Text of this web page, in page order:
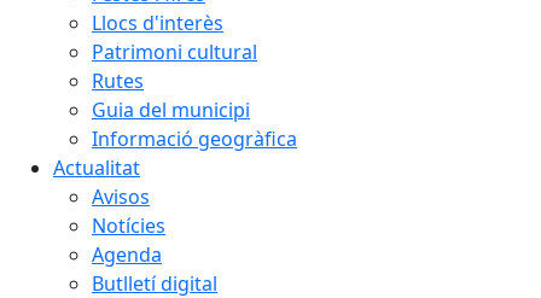
Llocs d'interès
Patrimoni cultural
Rutes
Guia del municipi
Informació geogràfica
Actualitat
Avisos
Notícies
Agenda
Butlletí digital